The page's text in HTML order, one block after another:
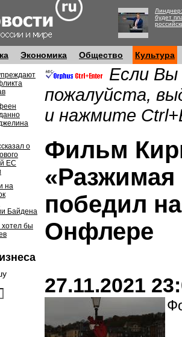
будет
Экономика Общество Культура
о
ЕС
на
Байдена
бы
Если Вы
пожалуйста,
и нажмите
Фильм
«Разжимая
победил
Онфлере
27.11.2021